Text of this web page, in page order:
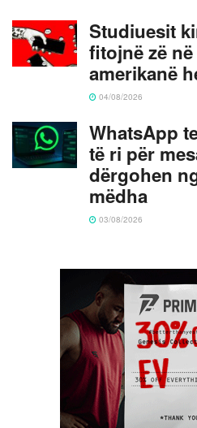
Studiuesit
fitojnë zë
amerikanë
04/08/2026
WhatsApp
të ri për
dërgohen
mëdha
03/08/2026